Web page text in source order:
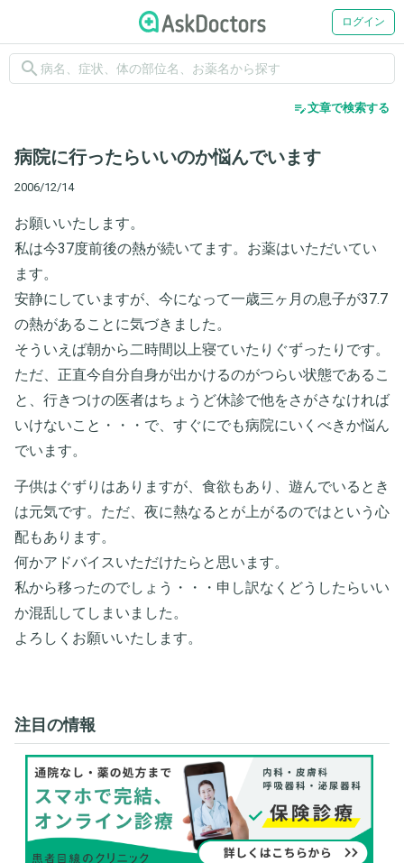
ログイン
search
edit_note文章で検索する
病院に行ったらいいのか悩んでいます
2006/12/14
お願いいたします。
私は今37度前後の熱が続いてます。お薬はいただいてい
ます。
安静にしていますが、今になって一歳三ヶ月の息子が37.7
の熱があることに気づきました。
そういえば朝から二時間以上寝ていたりぐずったりです。
ただ、正直今自分自身が出かけるのがつらい状態であるこ
と、行きつけの医者はちょうど休診で他をさがさなければ
いけないこと・・・で、すぐにでも病院にいくべきか悩ん
でいます。
子供はぐずりはありますが、食欲もあり、遊んでいるとき
は元気です。ただ、夜に熱なるとが上がるのではという心
配もあります。
何かアドバイスいただけたらと思います。
私から移ったのでしょう・・・申し訳なくどうしたらいい
か混乱してしまいました。
よろしくお願いいたします。
注目の情報